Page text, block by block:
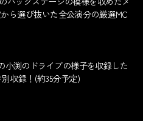
ら選び抜いた全公演分の厳選MC
小渕のドライブの様子を収録した
別収録！(約35分予定)